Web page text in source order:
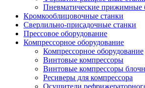
Пневматические прижимные
Кромкооблицовочные станки
Сверлильно-присадочные станки
Прессовое оборудование
Компрессорное оборудование
Компрессорное оборудование
Винтовые компрессоры
Винтовые компрессоры
Ресиверы для компрессора